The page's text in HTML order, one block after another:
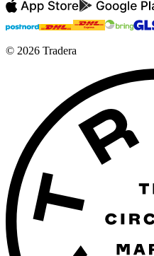
© 2026 Tradera